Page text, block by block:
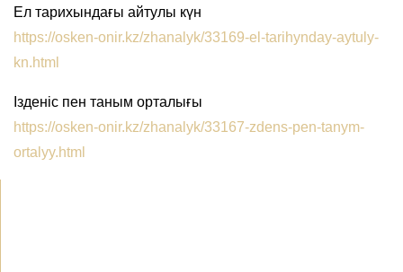
Ел тарихындағы айтулы күн
https://osken-onir.kz/zhanalyk/33169-el-tarihynday-aytuly-
kn.html
Ізденіс пен таным орталығы
https://osken-onir.kz/zhanalyk/33167-zdens-pen-tanym-
ortalyy.html